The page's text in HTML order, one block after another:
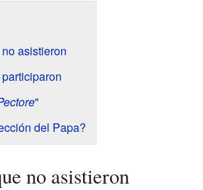
asistieron
"
del Papa?
no asistieron